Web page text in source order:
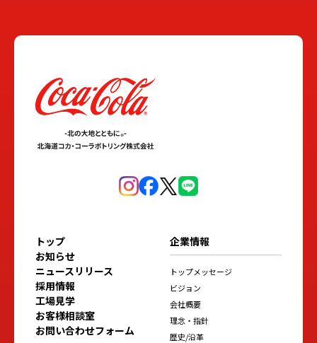
トップ
お知らせ
ニュースリリース
採用情報
工場見学
お客様相談室
お問い合わせフォーム
企業情報
トップメッセージ
ビジョン
会社概要
理念・指針
歴史/沿革